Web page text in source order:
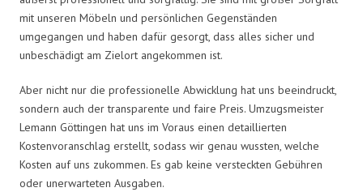
mit unseren Möbeln und persönlichen Gegenständen
umgegangen und haben dafür gesorgt, dass alles sicher und
unbeschädigt am Zielort angekommen ist.
Aber nicht nur die professionelle Abwicklung hat uns beeindruckt,
sondern auch der transparente und faire Preis. Umzugsmeister
Lemann Göttingen hat uns im Voraus einen detaillierten
Kostenvoranschlag erstellt, sodass wir genau wussten, welche
Kosten auf uns zukommen. Es gab keine versteckten Gebühren
oder unerwarteten Ausgaben.